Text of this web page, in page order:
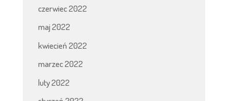
czerwiec 2022
maj 2022
kwiecień 2022
marzec 2022
luty 2022